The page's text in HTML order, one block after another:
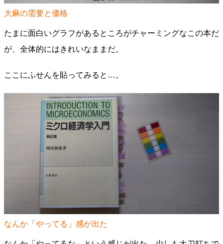
大麻の需要と価格
たまに面白いグラフがあるところがチャーミングなこの本だ
が、全体的にはきれいなままだ。
ここにふせんを貼ってみると…。
なんか「やってる」感が出た